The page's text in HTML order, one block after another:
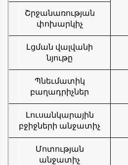
Շրջանառության
փոխարկիչ
Լցման վալվանի
նյութը
Պնեւմատիկ
բաղադրիչներ
Լուսանկարային
բջիջների անջատիչ
Մոտության
անջատիչ